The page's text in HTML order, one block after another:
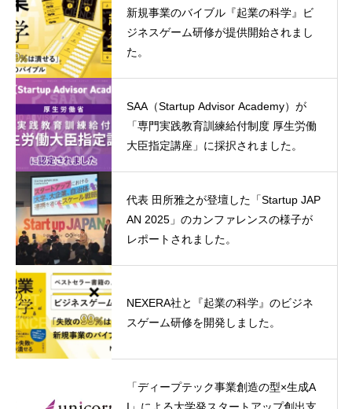
新規事業のバイブル『起業の科学』ビ
ジネスゲーム研修が提供開始されまし
た。
SAA（Startup Advisor Academy）が
「専門実践教育訓練給付制度 厚生労働
大臣指定講座」に採択されました。
代表 田所雅之が登壇した「Startup JAP
AN 2025」のカンファレンスの様子が
レポートされました。
NEXERA社と『起業の科学』のビジネ
スゲーム研修を開発しました。
「ディープテック事業創造の型×生成A
I」による大学発スタートアップ創出支